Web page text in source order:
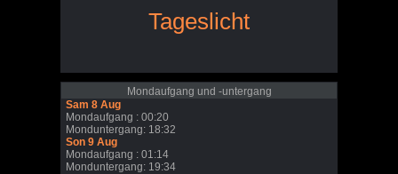
Tageslicht
Mondaufgang und -untergang
Sam 8 Aug
Mondaufgang : 00:20
Monduntergang: 18:32
Son 9 Aug
Mondaufgang : 01:14
Monduntergang: 19:34